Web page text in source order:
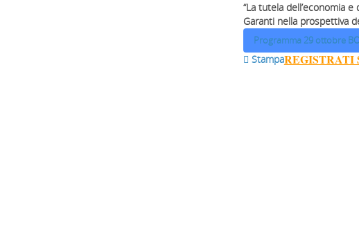
“La tutela dell’economia
Garanti nella prospettiva
Programma 29 ottobre
REGISTRATI
 Stampa